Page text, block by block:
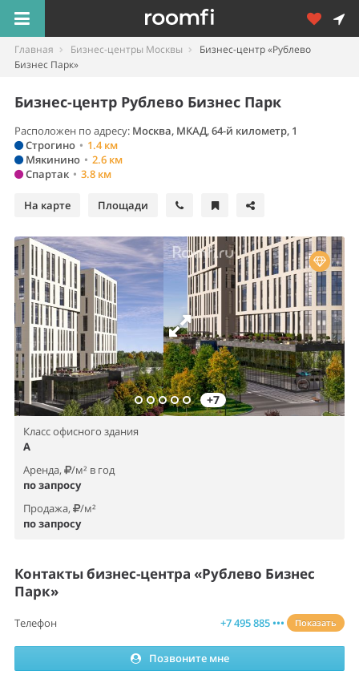
Главная Бизнес-центры Москвы
Бизнес-центр «Рублево
Бизнес Парк»
Бизнес-центр Рублево Бизнес Парк
Расположен по адресу: Москва, МКАД, 64-й километр, 1
Строгино • 1.4 км
Мякинино • 2.6 км
Спартак • 3.8 км
На карте Площади
+7
Класс офисного здания
A
Аренда,
/м² в год
по запросу
Продажа,
/м²
по запросу
Контакты бизнес-центра «Рублево Бизнес
Парк»
Телефон +7 495 885 ••• Показать
Позвоните мне